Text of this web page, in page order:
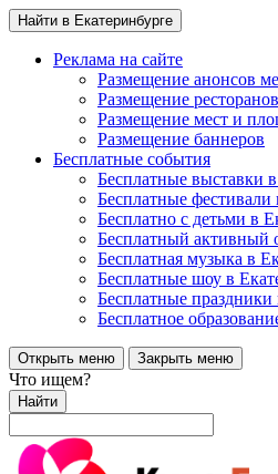
Найти в Екатеринбурге
Реклама на сайте
Размещение анонсов
Размещение
Размещение мест и
Размещение баннеров
Бесплатные события
Бесплатные выставки
Бесплатные фестивали
Бесплатно с детьми в
Бесплатный активный
Бесплатная музыка в
Бесплатные шоу в
Бесплатные праздники
Бесплатное
Открыть меню Закрыть меню
Что ищем?
Найти